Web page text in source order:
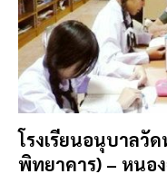
โรงเรียนอนุบาลวั
พิทยาคาร) – หนอ